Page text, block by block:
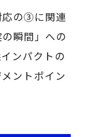
応の③に関連
瞬間」への
ンパクトの
ントポイン